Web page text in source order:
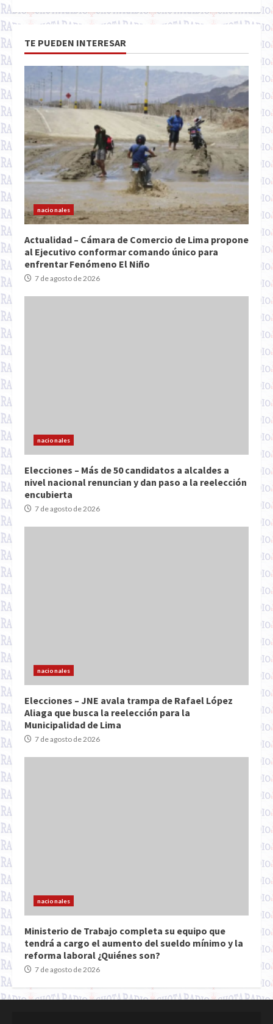
TE PUEDEN INTERESAR
nacionales
Actualidad – Cámara de Comercio de Lima propone
al Ejecutivo conformar comando único para
enfrentar Fenómeno El Niño
7 de agosto de 2026
nacionales
Elecciones – Más de 50 candidatos a alcaldes a
nivel nacional renuncian y dan paso a la reelección
encubierta
7 de agosto de 2026
nacionales
Elecciones – JNE avala trampa de Rafael López
Aliaga que busca la reelección para la
Municipalidad de Lima
7 de agosto de 2026
nacionales
Ministerio de Trabajo completa su equipo que
tendrá a cargo el aumento del sueldo mínimo y la
reforma laboral ¿Quiénes son?
7 de agosto de 2026